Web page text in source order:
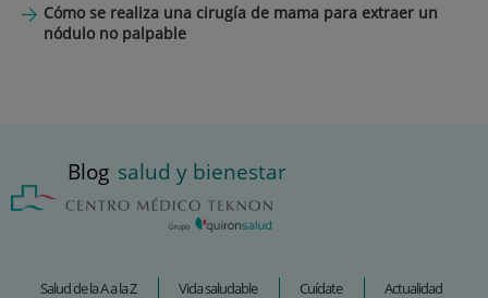
Cómo se realiza una cirugía de mama para extraer un
nódulo no palpable
Blog salud y bienestar
Salud de la A a la Z Vida saludable Cuídate Actualidad